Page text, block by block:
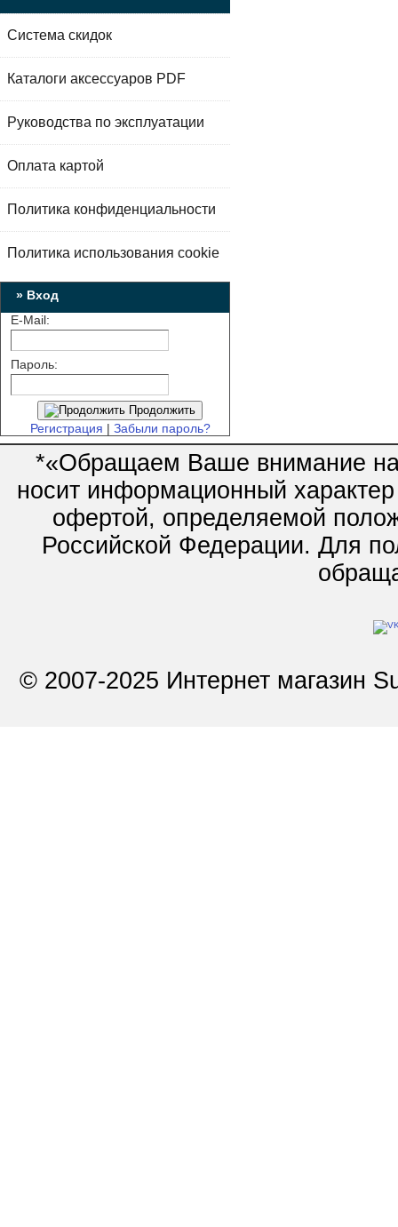
Система скидок
Каталоги аксессуаров PDF
Руководства по эксплуатации
Оплата картой
Политика конфиденциальности
Политика использования cookie
» Вход
E-Mail:
Пароль:
Продолжить
Регистрация | Забыли пароль?
*«Обращаем Ваше внимание на
носит информационный
офертой, определяемой
Российской Федерации. Для
© 2007-2025 Интернет магазин